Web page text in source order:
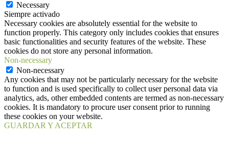
Necessary
Siempre activado
Necessary cookies are absolutely essential for the website to
function properly. This category only includes cookies that ensures
basic functionalities and security features of the website. These
cookies do not store any personal information.
Non-necessary
Non-necessary
Any cookies that may not be particularly necessary for the website
to function and is used specifically to collect user personal data via
analytics, ads, other embedded contents are termed as non-necessary
cookies. It is mandatory to procure user consent prior to running
these cookies on your website.
GUARDAR Y ACEPTAR